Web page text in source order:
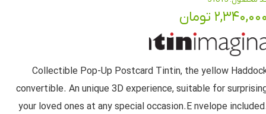
تومان
Collectible Pop-Up Postcard Tintin, the yellow
convertible. An unique 3D experience, suitable for
your loved ones at any special occasion.E nvelope